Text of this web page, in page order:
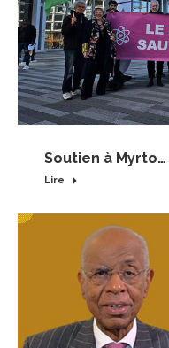
Soutien à
Lire